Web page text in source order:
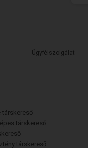
Ügyfélszolgálat
társkereső
társkereső
társkereső